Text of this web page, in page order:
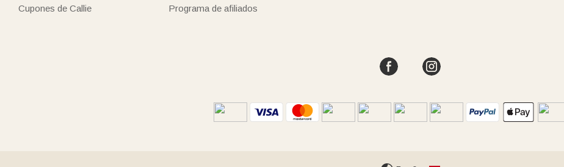
Cupones de Callie Programa de afiliados